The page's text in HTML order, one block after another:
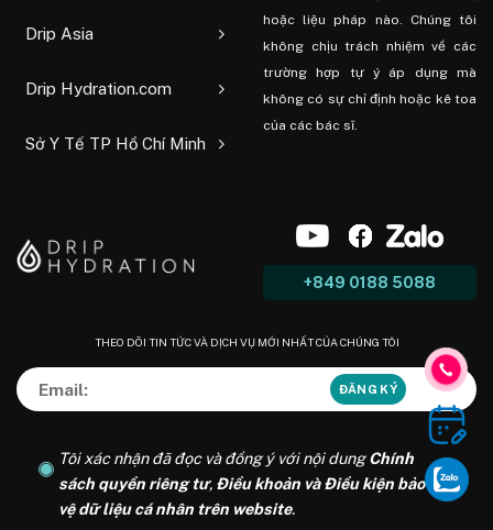
Drip Asia
Drip Hydration.com
Sở Y Tế TP Hồ Chí Minh
hoặc liệu pháp nào. Chúng tôi
không chịu trách nhiệm về các
trường hợp tự ý áp dụng mà
không có sự chỉ định hoặc kê toa
của các bác sĩ.
+849 0188 5088
THEO DÕI TIN TỨC VÀ DỊCH VỤ MỚI NHẤT CỦA CHÚNG TÔI
Tôi xác nhận đã đọc và đồng ý với nội dungChính
sách quyền riêng tư, Điều khoản và Điều kiện bảo
vệ dữ liệu cá nhân trên website.